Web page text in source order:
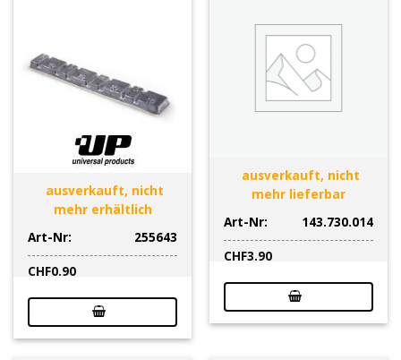
ausverkauft, nicht
mehr erhältlich
Art-Nr:
255643
CHF0.90
ausverkauft, nicht
mehr lieferbar
Art-Nr:
143.730.014
CHF3.90